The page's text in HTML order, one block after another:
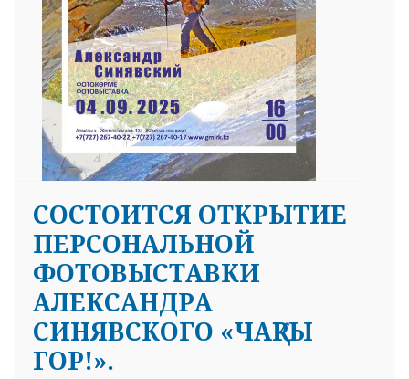
СОСТОИТСЯ ОТКРЫТИЕ
ПЕРСОНАЛЬНОЙ
ФОТОВЫСТАВКИ
АЛЕКСАНДРА
СИНЯВСКОГО «ЧАҚРЫ
ГОР!».